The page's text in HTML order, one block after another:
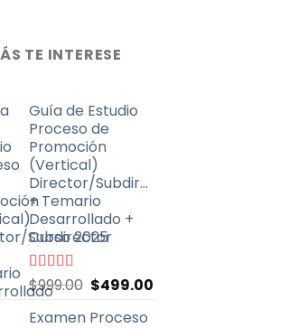
TE INTERESE
Guía de Estudio
Proceso de
Promoción
(Vertical)
Director/Subdirector
+ Temario
Desarrollado +
Curso 2025
Valorado
con
5
$999.00 El
original
$499.00
Examen Proceso